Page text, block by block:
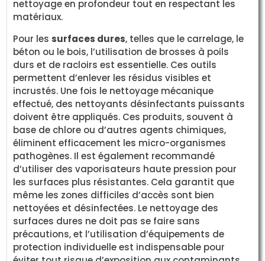
nettoyage en profondeur tout en respectant les
matériaux.
Pour les surfaces dures, telles que le carrelage, le
béton ou le bois, l’utilisation de brosses à poils
durs et de racloirs est essentielle. Ces outils
permettent d’enlever les résidus visibles et
incrustés. Une fois le nettoyage mécanique
effectué, des nettoyants désinfectants puissants
doivent être appliqués. Ces produits, souvent à
base de chlore ou d’autres agents chimiques,
éliminent efficacement les micro-organismes
pathogènes. Il est également recommandé
d’utiliser des vaporisateurs haute pression pour
les surfaces plus résistantes. Cela garantit que
même les zones difficiles d’accès sont bien
nettoyées et désinfectées. Le nettoyage des
surfaces dures ne doit pas se faire sans
précautions, et l’utilisation d’équipements de
protection individuelle est indispensable pour